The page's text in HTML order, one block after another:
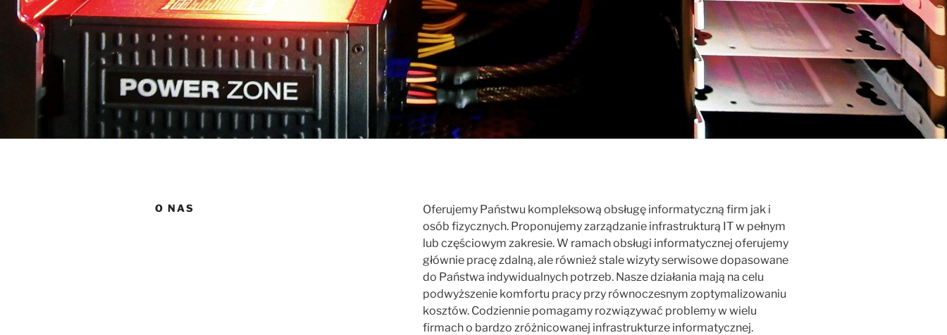
O NAS
Oferujemy Państwu kompleksową obsługę informatyczną firm jak i
osób fizycznych. Proponujemy zarządzanie infrastrukturą IT w pełnym
lub częściowym zakresie. W ramach obsługi informatycznej oferujemy
głównie pracę zdalną, ale również stale wizyty serwisowe dopasowane
do Państwa indywidualnych potrzeb. Nasze działania mają na celu
podwyższenie komfortu pracy przy równoczesnym zoptymalizowaniu
kosztów. Codziennie pomagamy rozwiązywać problemy w wielu
firmach o bardzo zróżnicowanej infrastrukturze informatycznej.